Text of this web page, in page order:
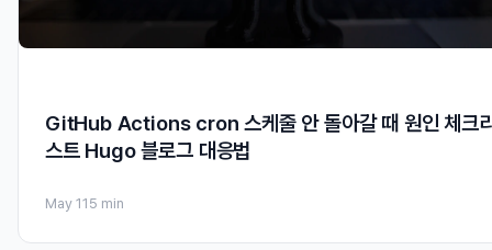
GitHub Actions cron 스케줄 안 돌아갈 때 원인 체크
스트 Hugo 블로그 대응법
May 11 5 min